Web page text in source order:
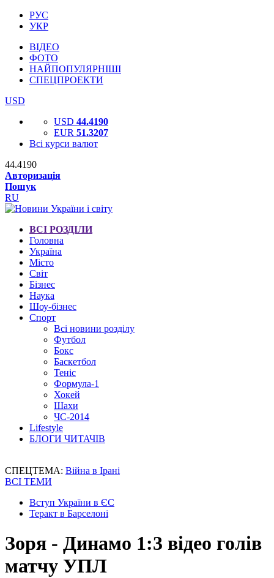
РУС
УКР
ВІДЕО
ФОТО
НАЙПОПУЛЯРНІШІ
СПЕЦПРОЕКТИ
USD
USD 44.4190
EUR 51.3207
Всі курси валют
44.4190
Авторизація
Пошук
RU
ВСІ РОЗДІЛИ
Головна
Україна
Місто
Світ
Бізнес
Наука
Шоу-бізнес
Спорт
Всі новини розділу
Футбол
Бокс
Баскетбол
Теніс
Формула-1
Хокей
Шахи
ЧС-2014
Lifestyle
БЛОГИ ЧИТАЧІВ
СПЕЦТЕМА: Війна в Ірані
ВСІ ТЕМИ
Вступ України в ЄС
Теракт в Барселоні
Зоря - Динамо 1:3 відео голів
матчу УПЛ